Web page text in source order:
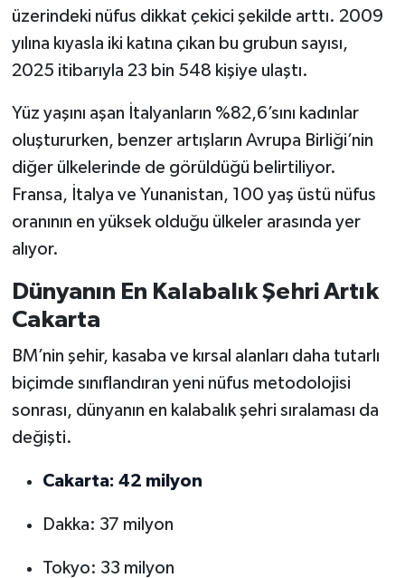
üzerindeki nüfus dikkat çekici şekilde arttı. 2009
yılına kıyasla iki katına çıkan bu grubun sayısı,
2025 itibarıyla 23 bin 548 kişiye ulaştı.
Yüz yaşını aşan İtalyanların %82,6’sını kadınlar
oluştururken, benzer artışların Avrupa Birliği’nin
diğer ülkelerinde de görüldüğü belirtiliyor.
Fransa, İtalya ve Yunanistan, 100 yaş üstü nüfus
oranının en yüksek olduğu ülkeler arasında yer
alıyor.
Dünyanın En Kalabalık Şehri Artık
Cakarta
BM’nin şehir, kasaba ve kırsal alanları daha tutarlı
biçimde sınıflandıran yeni nüfus metodolojisi
sonrası, dünyanın en kalabalık şehri sıralaması da
değişti.
Cakarta: 42 milyon
Dakka: 37 milyon
Tokyo: 33 milyon